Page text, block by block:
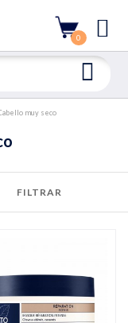
0
muy seco
FILTRAR